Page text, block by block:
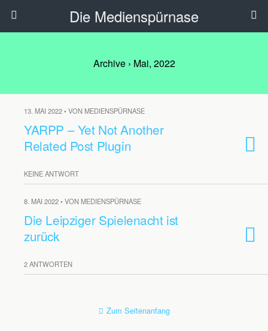
Die Medienspürnase
Archive › Mai, 2022
13. MAI 2022 • VON MEDIENSPÜRNASE
YARPP – Yet Not Another
Related Post Plugin
KEINE ANTWORT
8. MAI 2022 • VON MEDIENSPÜRNASE
Die Leipziger Spielenacht ist
zurück
2 ANTWORTEN
Zum Seitenanfang